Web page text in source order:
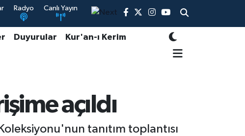
Radyo Canlı Yayın
Duyurular Kur'an-ı Kerim
açıldı
tanıtım toplantısı